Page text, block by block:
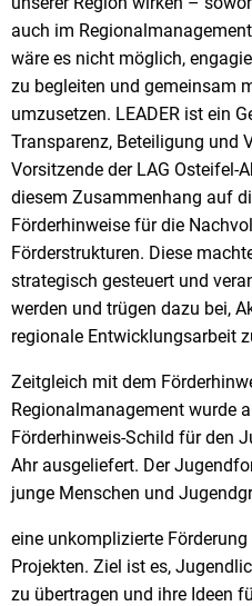
auch im
wäre es nicht möglich,
zu begleiten und gemeinsam
umzusetzen. LEADER ist ein
Transparenz, Beteiligung und
Vorsitzende der LAG Osteifel-
diesem Zusammenhang auf
Förderhinweise für die
Förderstrukturen. Diese
strategisch gesteuert und
werden und trügen dazu bei,
regionale Entwicklungsarbeit
Zeitgleich mit dem
Regionalmanagement wurde
Förderhinweis-Schild für den
Ahr ausgeliefert. Der
junge Menschen und
eine unkomplizierte
Projekten. Ziel ist es,
zu übertragen und ihre Ideen